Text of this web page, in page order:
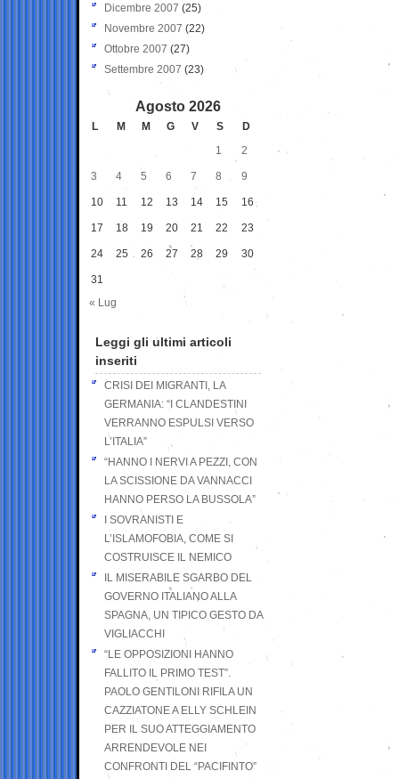
Dicembre 2007 (25)
Novembre 2007 (22)
Ottobre 2007 (27)
Settembre 2007 (23)
Agosto 2026
L M M G V S
D
1
2
3 4 5 6 7 8 9
10 11 12 13 14 15 16
17 18 19 20 21 22 23
24 25 26 27 28 29 30
31
« Lug
Leggi gli ultimi articoli
inseriti
CRISI DEI MIGRANTI, LA
GERMANIA: “I CLANDESTINI
VERRANNO ESPULSI VERSO
L’ITALIA”
“HANNO I NERVI A PEZZI, CON
LA SCISSIONE DA VANNACCI
HANNO PERSO LA BUSSOLA”
I SOVRANISTI E
L’ISLAMOFOBIA, COME SI
COSTRUISCE IL NEMICO
IL MISERABILE SGARBO DEL
GOVERNO ITALIANO ALLA
SPAGNA, UN TIPICO GESTO DA
VIGLIACCHI
“LE OPPOSIZIONI HANNO
FALLITO IL PRIMO TEST”.
PAOLO GENTILONI RIFILA UN
CAZZIATONE A ELLY SCHLEIN
PER IL SUO ATTEGGIAMENTO
ARRENDEVOLE NEI
CONFRONTI DEL “PACIFINTO”